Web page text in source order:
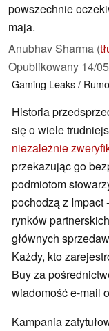
powszechnie
maja.
Anubhav Sharma (
Opublikowany 14/
Gaming Leaks /
Historia
się o wiele
niezależnie
przekazując go
podmiotom
pochodzą z Impact
rynków
głównych
Każdy, kto
Buy za
wiadomość e-mail
Kampania